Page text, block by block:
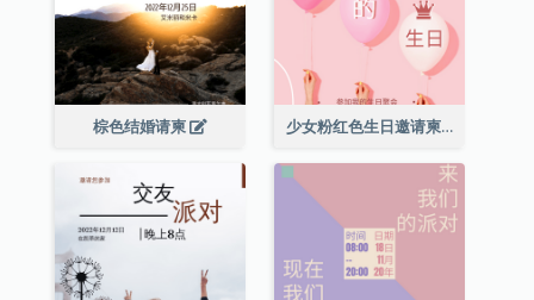
棕色结婚请柬 少女粉红色生日邀请柬